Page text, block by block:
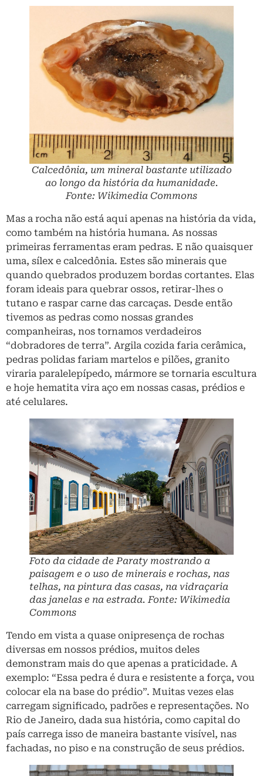
Calcedônia, um mineral bastante utilizado
ao longo da história da humanidade.
Fonte: Wikimedia Commons
Mas a rocha não está aqui apenas na história da vida,
como também na história humana. As nossas
primeiras ferramentas eram pedras. E não quaisquer
uma, sílex e calcedônia. Estes são minerais que
quando quebrados produzem bordas cortantes. Elas
foram ideais para quebrar ossos, retirar-lhes o
tutano e raspar carne das carcaças. Desde então
tivemos as pedras como nossas grandes
companheiras, nos tornamos verdadeiros
“dobradores de terra”. Argila cozida faria cerâmica,
pedras polidas fariam martelos e pilões, granito
viraria paralelepípedo, mármore se tornaria escultura
e hoje hematita vira aço em nossas casas, prédios e
até celulares.
Foto da cidade de Paraty mostrando a
paisagem e o uso de minerais e rochas, nas
telhas, na pintura das casas, na vidraçaria
das janelas e na estrada. Fonte: Wikimedia
Commons
Tendo em vista a quase onipresença de rochas
diversas em nossos prédios, muitos deles
demonstram mais do que apenas a praticidade. A
exemplo: “Essa pedra é dura e resistente a força, vou
colocar ela na base do prédio”. Muitas vezes elas
carregam significado, padrões e representações. No
Rio de Janeiro, dada sua história, como capital do
país carrega isso de maneira bastante visível, nas
fachadas, no piso e na construção de seus prédios.